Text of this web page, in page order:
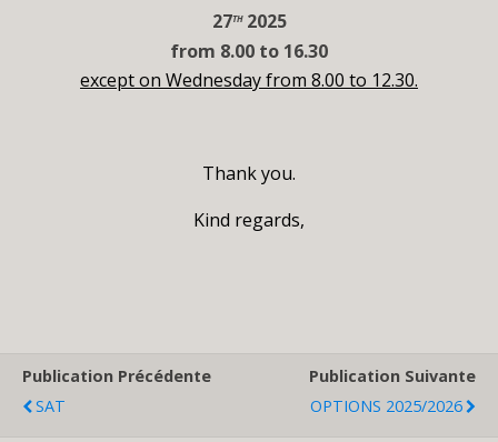
27th 2025
from 8.00 to 16.30
except on Wednesday from 8.00 to 12.30.
Thank you.
Kind regards,
Publication Précédente
SAT
Publication Suivante
OPTIONS 2025/2026